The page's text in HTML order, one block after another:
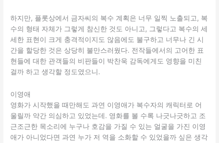
하지만, 플롯상에서 금자씨의 복수 계획은 너무 일찍 노출되고, 복
수의 형태 자체가 그렇게 참신한 것도 아니고, 그렇다고 복수의 세
세한 표현이 크게 충격적이지도 않음에도 불구하고 너무나 긴 시
간을 할당한 것은 상당히 불만스러웠다. 전작들에서의 고어한 표
현들에 대한 관객들의 비판들이 박찬욱 감독에게도 영향을 미친
걸까 하고 생각할 정도였으니.
이영애
영화가 시작했을 때만해도 과연 이영애가 복수자의 캐릭터로 어
울릴까 약간 의심하고 있었는데. 영화를 볼 수록 나긋나긋하고 조
근조근한 목소리에 누구나 호감을 가질 수 있는 얼굴을 가진 이영
애가 아니었다면 과연 누가 저 역을 소화할 수 있었을까 싶은 생각